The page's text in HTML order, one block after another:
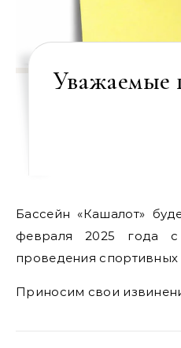
Уважаемые
Бассейн «Кашалот» будет временно закрыт 25
февраля 2025 года
проведения
Приносим свои